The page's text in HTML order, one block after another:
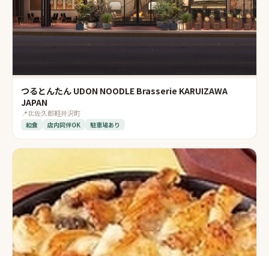
つるとんたん UDON NOODLE Brasserie KARUIZAWA
JAPAN
📍北佐久郡軽井沢町
和食 店内同伴OK 駐車場あり